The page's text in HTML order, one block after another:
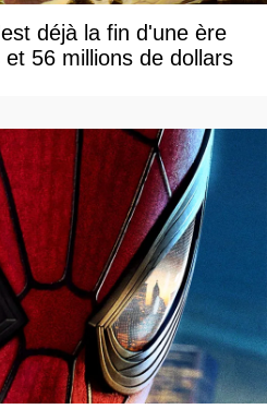
déjà la fin d'une ère
56 millions de dollars